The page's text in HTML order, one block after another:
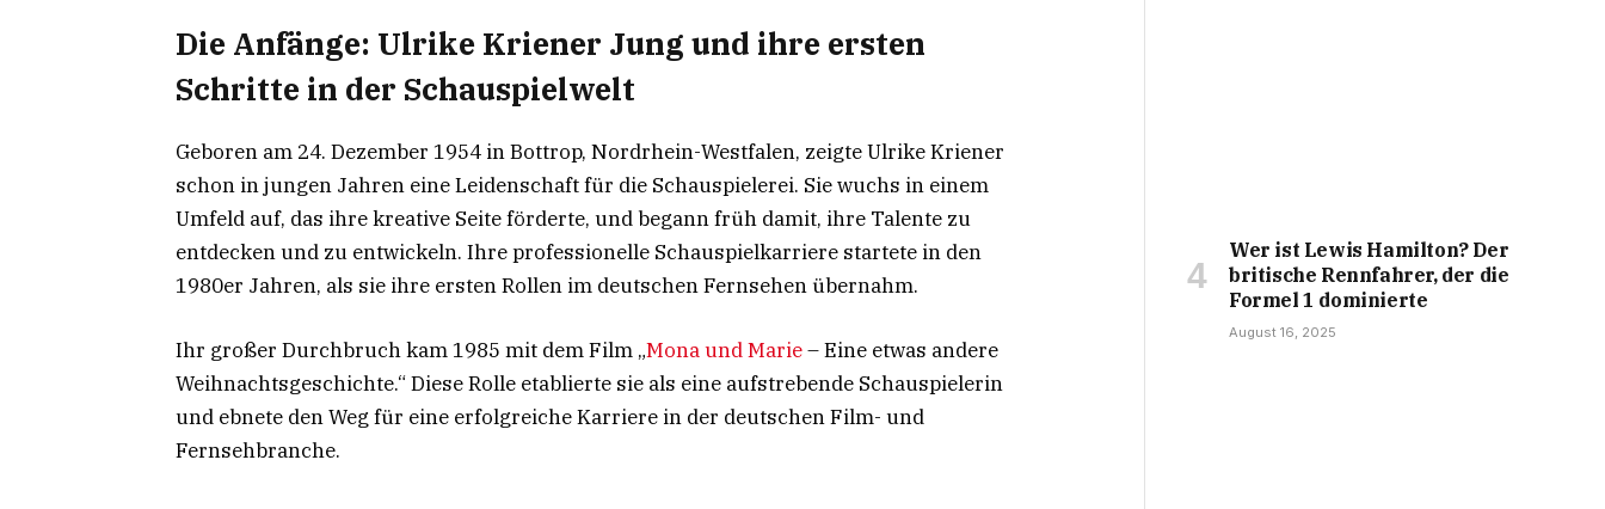
Die Anfänge: Ulrike Kriener Jung und ihre ersten
Schritte in der Schauspielwelt
Geboren am 24. Dezember 1954 in Bottrop, Nordrhein-Westfalen, zeigte Ulrike Kriener
schon in jungen Jahren eine Leidenschaft für die Schauspielerei. Sie wuchs in einem
Umfeld auf, das ihre kreative Seite förderte, und begann früh damit, ihre Talente zu
entdecken und zu entwickeln. Ihre professionelle Schauspielkarriere startete in den
1980er Jahren, als sie ihre ersten Rollen im deutschen Fernsehen übernahm.
Ihr großer Durchbruch kam 1985 mit dem Film „Mona und Marie– Eine etwas andere
Weihnachtsgeschichte.“ Diese Rolle etablierte sie als eine aufstrebende Schauspielerin
und ebnete den Weg für eine erfolgreiche Karriere in der deutschen Film- und
Fernsehbranche.
Wer ist Lewis Hamilton? Der
britische Rennfahrer, der die
Formel 1 dominierte
August 16, 2025